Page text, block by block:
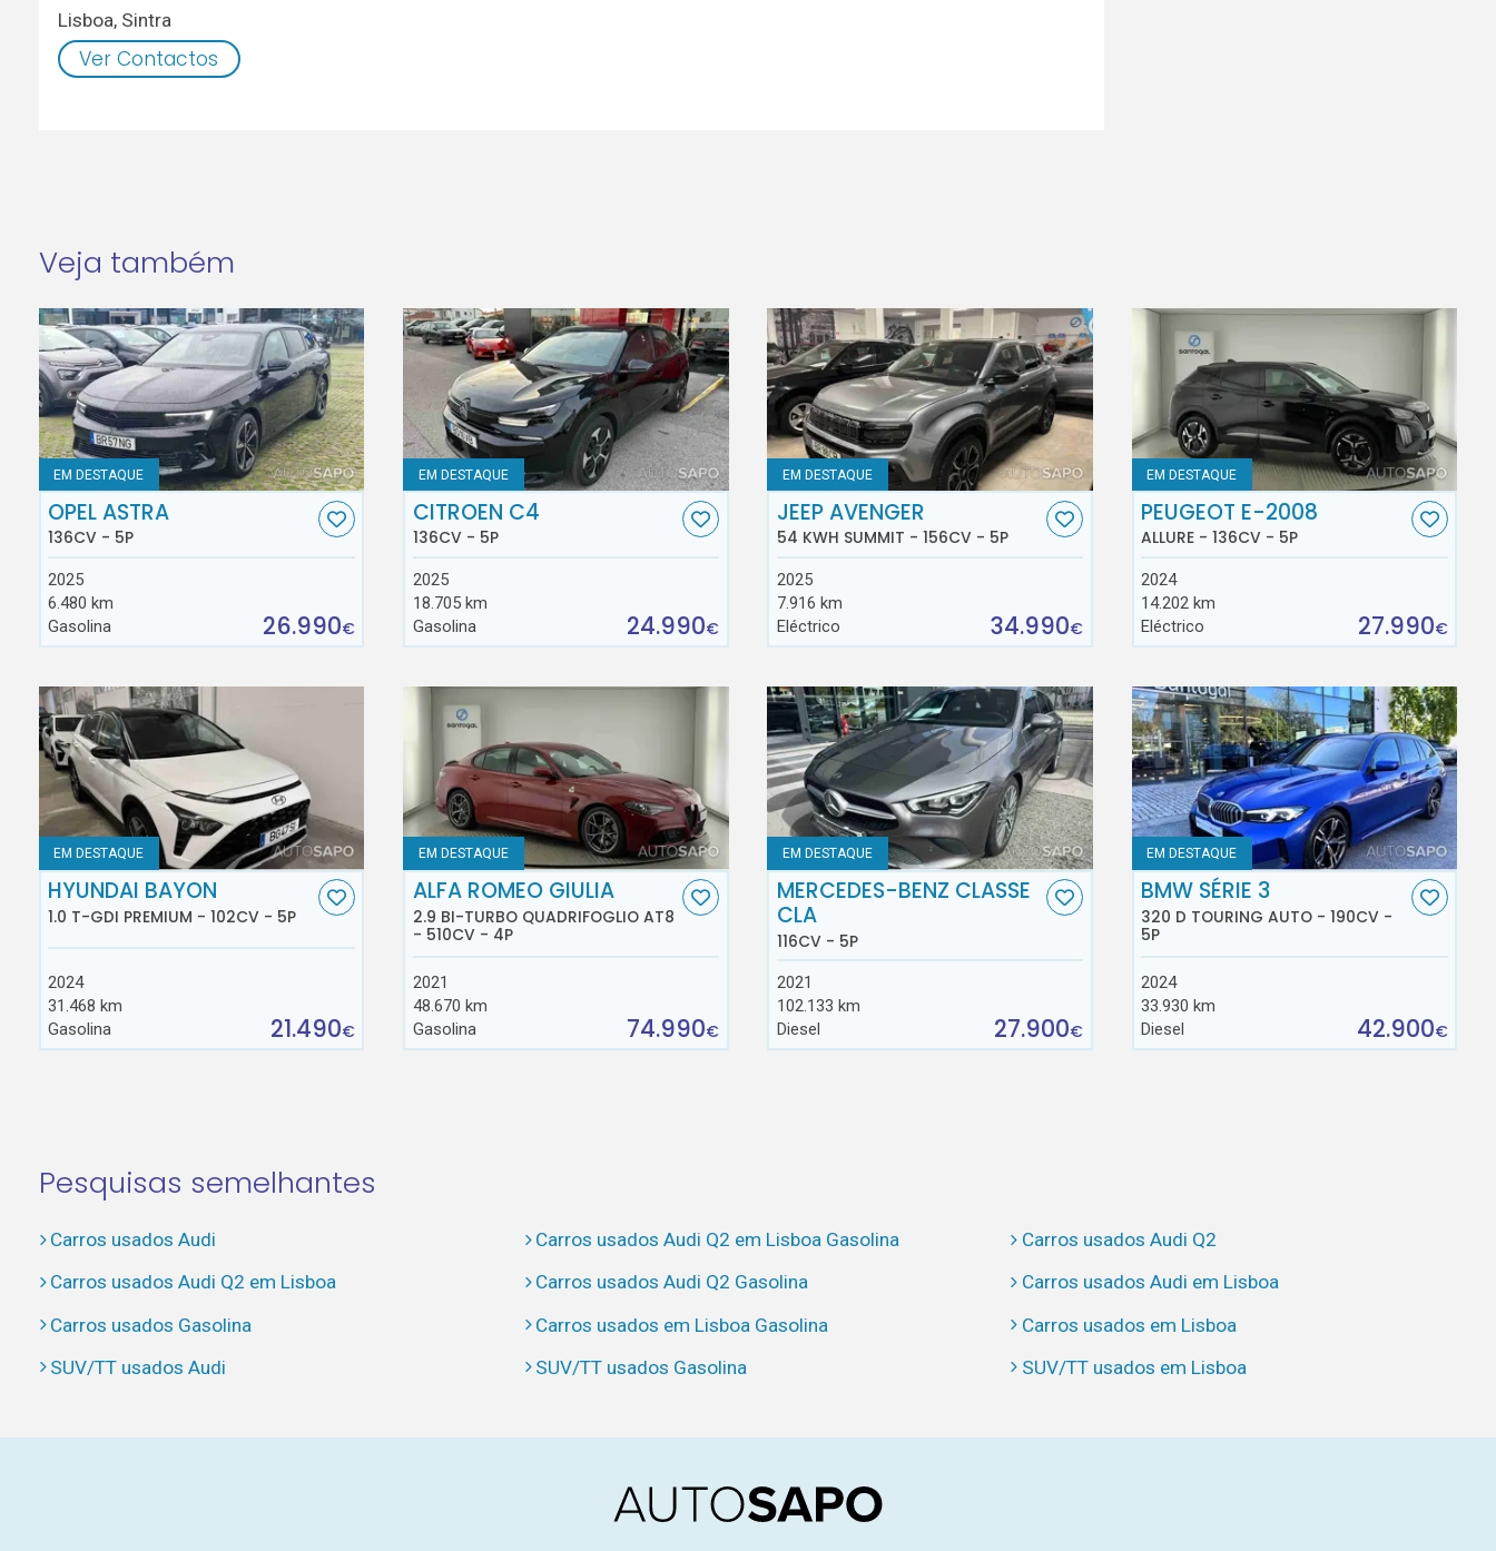
Lisboa, Sintra
Ver Contactos
Veja também
EM DESTAQUE
OPEL ASTRA
136CV - 5P
2025
6.480 km
Gasolina
26.990€
EM DESTAQUE
CITROEN C4
136CV - 5P
2025
18.705 km
Gasolina
24.990€
EM DESTAQUE
JEEP AVENGER
54 KWH SUMMIT - 156CV - 5P
2025
7.916 km
Eléctrico
34.990€
EM DESTAQUE
PEUGEOT E-2008
ALLURE - 136CV - 5P
2024
14.202 km
Eléctrico
27.990€
EM DESTAQUE
HYUNDAI BAYON
1.0 T-GDI PREMIUM - 102CV - 5P
2024
31.468 km
Gasolina
21.490€
EM DESTAQUE
ALFA ROMEO GIULIA
2.9 BI-TURBO QUADRIFOGLIO AT8
- 510CV - 4P
2021
48.670 km
Gasolina
74.990€
EM DESTAQUE
MERCEDES-BENZ CLASSE
CLA
116CV - 5P
2021
102.133 km
Diesel
27.900€
EM DESTAQUE
BMW SÉRIE 3
320 D TOURING AUTO - 190CV -
5P
2024
33.930 km
Diesel
42.900€
Pesquisas semelhantes
Carros usados Audi Carros usados Audi Q2 em Lisboa Gasolina
Carros usados Audi Q2
Carros usados Audi Q2 em Lisboa
Carros usados Audi Q2 Gasolina
Carros usados Audi em Lisboa
Carros usados Gasolina
Carros usados em Lisboa Gasolina
Carros usados em Lisboa
SUV/TT usados Audi
SUV/TT usados Gasolina SUV/TT usados em Lisboa